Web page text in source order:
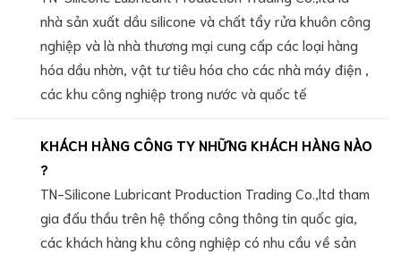
nhà sản xuất dầu silicone và chất tẩy rửa khuôn công
nghiệp và là nhà thương mại cung cấp các loại hàng
hóa dầu nhờn, vật tư tiêu hóa cho các nhà máy điện ,
các khu công nghiệp trong nước và quốc tế
KHÁCH HÀNG CÔNG TY NHỮNG KHÁCH HÀNG NÀO
?
TN-Silicone Lubricant Production Trading Co.,ltd tham
gia đấu thầu trên hệ thống công thông tin quốc gia,
các khách hàng khu công nghiệp có nhu cầu về sản